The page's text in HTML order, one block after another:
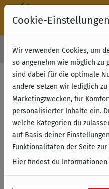
Kostenloser Versand &
Cookie-Einstellungen
Wir verwenden Cookies, um
so angenehm wie möglich zu
sind dabei für die optimale
andere setzen wir lediglich
Marketingzwecken, für
personalisierter Inhalte ein.
welche Kategorien du
auf Basis deiner
Funktionalitäten der Seite zur
Hier findest du Informationen